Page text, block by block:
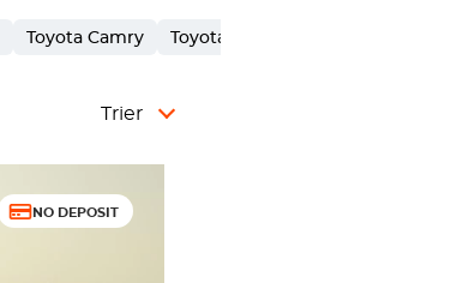
Toyota Camry Toyota Supra
Trier
NO DEPOSIT